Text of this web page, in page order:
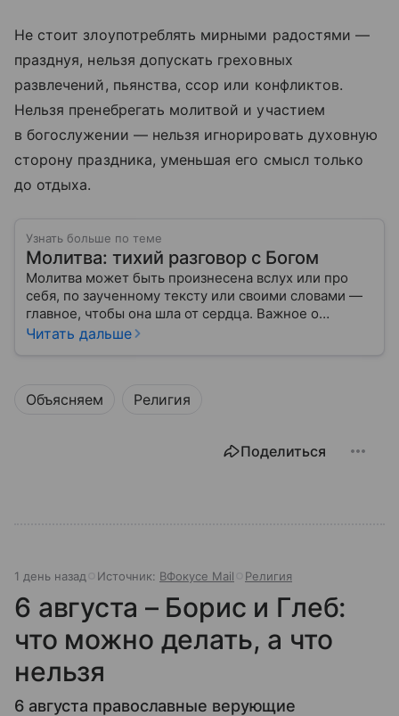
Не стоит злоупотреблять мирными радостями —
празднуя, нельзя допускать греховных
развлечений, пьянства, ссор или конфликтов.
Нельзя пренебрегать молитвой и участием
в богослужении — нельзя игнорировать духовную
сторону праздника, уменьшая его смысл только
до отдыха.
Узнать больше по теме
Молитва: тихий разговор с Богом
Молитва может быть произнесена вслух или про
себя, по заученному тексту или своими словами —
главное, чтобы она шла от сердца. Важное о
значении молитв — в нашем материале.
Читать дальше
Объясняем Религия
Поделиться
1 день назад Источник: ВФокусе Mail Религия
6 августа – Борис и Глеб:
что можно делать, а что
нельзя
6 августа православные верующие